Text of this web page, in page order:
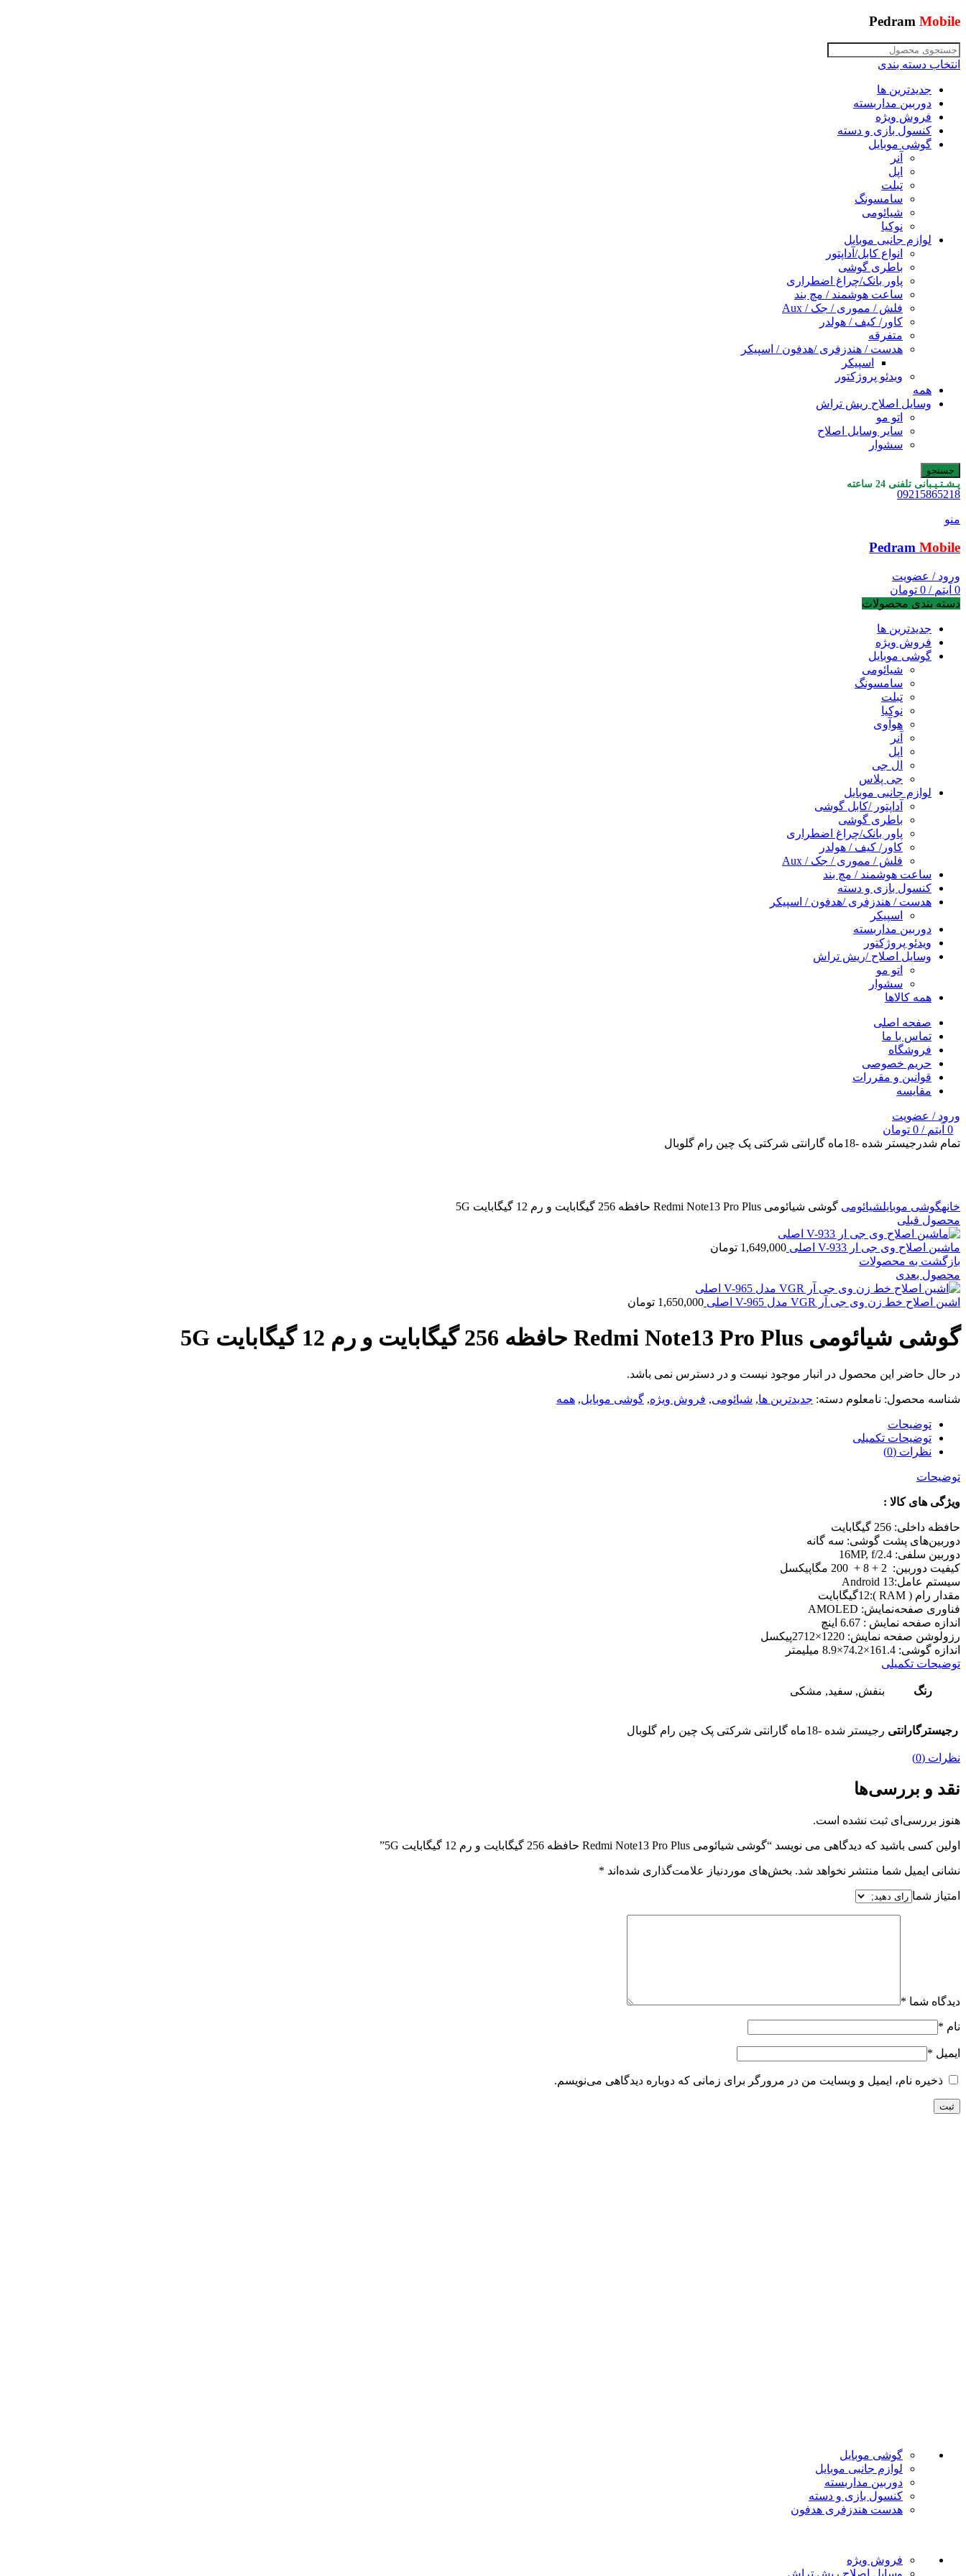
Pedram Mobile
انتخاب دسته بندی
جدیدترین ها
دوربین مداربسته
فروش ویژه
کنسول بازی و دسته
گوشی موبایل
آنر
اپل
تبلت
سامسونگ
شیائومی
نوکیا
لوازم جانبی موبایل
انواع کابل/آداپتور
باطری گوشی
پاور بانک/چراغ اضطراری
ساعت هوشمند / مچ بند
فلش / مموری / جک / Aux
کاور/ کیف / هولدر
متفرقه
هدست / هندزفری /هدفون / اسپیکر
اسپیکر
ویدئو پروژکتور
همه
وسایل اصلاح ریش تراش
اتو مو
سایر وسایل اصلاح
سشوار
جستجو
پـشـتـیـبانی تلفنی 24 ساعته
09215865218
منو
Pedram Mobile
ورود / عضویت
0 آیتم /
0 تومان
دسته بندی محصولات
جدیدترین ها
فروش ویژه
گوشی موبایل
شیائومی
سامسونگ
تبلت
نوکیا
هوآوی
آنر
اپل
ال جی
جی پلاس
لوازم جانبی موبایل
آداپتور /کابل گوشی
باطری گوشی
پاور بانک/چراغ اضطراری
کاور/ کیف / هولدر
فلش / مموری / جک / Aux
ساعت هوشمند / مچ بند
کنسول بازی و دسته
هدست / هندزفری /هدفون / اسپیکر
اسپیکر
دوربین مداربسته
ویدئو پروژکتور
وسایل اصلاح /ریش تراش
اتو مو
سشوار
همه کالاها
صفحه اصلی
تماس با ما
فروشگاه
حریم خصوصی
قوانین و مقررات
مقایسه
ورود / عضویت
0 آیتم /
0 تومان
تمام شدرجیستر شده -18ماه گارانتی شرکتی پک چین رام گلوبال
خانهگوشی موبایلشیائومی گوشی شیائومی Redmi Note13 Pro Plus حافظه 256 گیگابایت و رم 12 گیگابایت 5G
محصول قبلی
ماشین اصلاح وی جی ار V-933 اصلی 1,649,000 تومان
بازگشت به محصولات
محصول بعدی
اشین اصلاح خط زن وی جی آر VGR مدل V-965 اصلی 1,650,000 تومان
گوشی شیائومی Redmi Note13 Pro Plus حافظه 256 گیگابایت و رم 12 گیگابایت 5G
در حال حاضر این محصول در انبار موجود نیست و در دسترس نمی باشد.
شناسه محصول: نامعلوم دسته: جدیدترین ها, شیائومی, فروش ویژه, گوشی موبایل, همه
توضیحات
توضیحات تکمیلی
نظرات (0)
توضیحات
ویژگی های کالا :
حافظه داخلی:
دوربین‌های پشت گوشی: سه گانه
دوربین سلفی:
کیفیت دوربین: 2 +
سیستم عامل:Android 13
مقدار رام ( RAM ):
12گیگابایت
فناوری صفحه‌نمایش:
اندازه صفحه نمایش :
رزولوشن صفحه نمایش:
اندازه گوشی:
توضیحات تکمیلی
رنگ بنفش, سفید, مشکی
رجیسترگارانتی رجیستر شده -18ماه گارانتی شرکتی پک چین رام گلوبال
نظرات (0)
نقد و بررسی‌ها
هنوز بررسی‌ای ثبت نشده است.
اولین کسی باشید که دیدگاهی می نویسد “گوشی شیائومی Redmi Note13 Pro Plus حافظه 256 گیگابایت و رم 12 گیگابایت 5G”
نشانی ایمیل شما منتشر نخواهد شد. بخش‌های موردنیاز علامت‌گذاری شده‌اند *
امتیاز شما
دیدگاه شما *
نام *
ایمیل *
ذخیره نام، ایمیل و وبسایت من در مرورگر برای زمانی که دوباره دیدگاهی می‌نویسم.
گوشی موبایل
لوازم جانبی موبایل
دوربین مداربسته
کنسول بازی و دسته
هدست هندزفری هدفون
فروش ویژه
وسایل اصلاح ریش تراش